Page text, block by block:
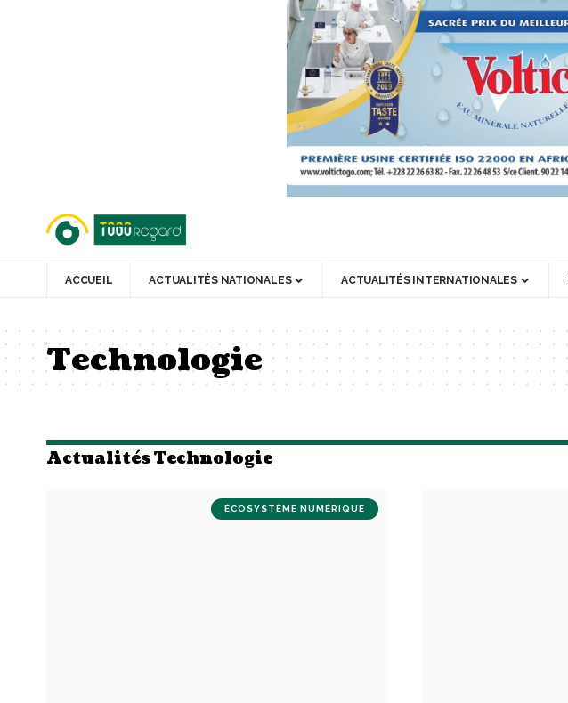
ACCUEIL ACTUALITÉS NATIONALES ACTUALITÉS INTERNATIONALES
Technologie
Actualités Technologie
ÉCOSYSTÈME NUMÉRIQUE